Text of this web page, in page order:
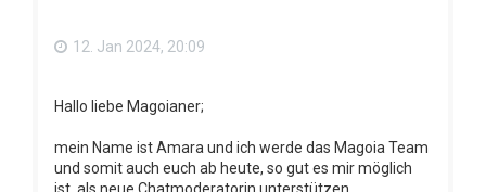
12. Jan 2024, 20:09
Hallo liebe Magoianer;
mein Name ist Amara und ich werde das Magoia Team
und somit auch euch ab heute, so gut es mir möglich